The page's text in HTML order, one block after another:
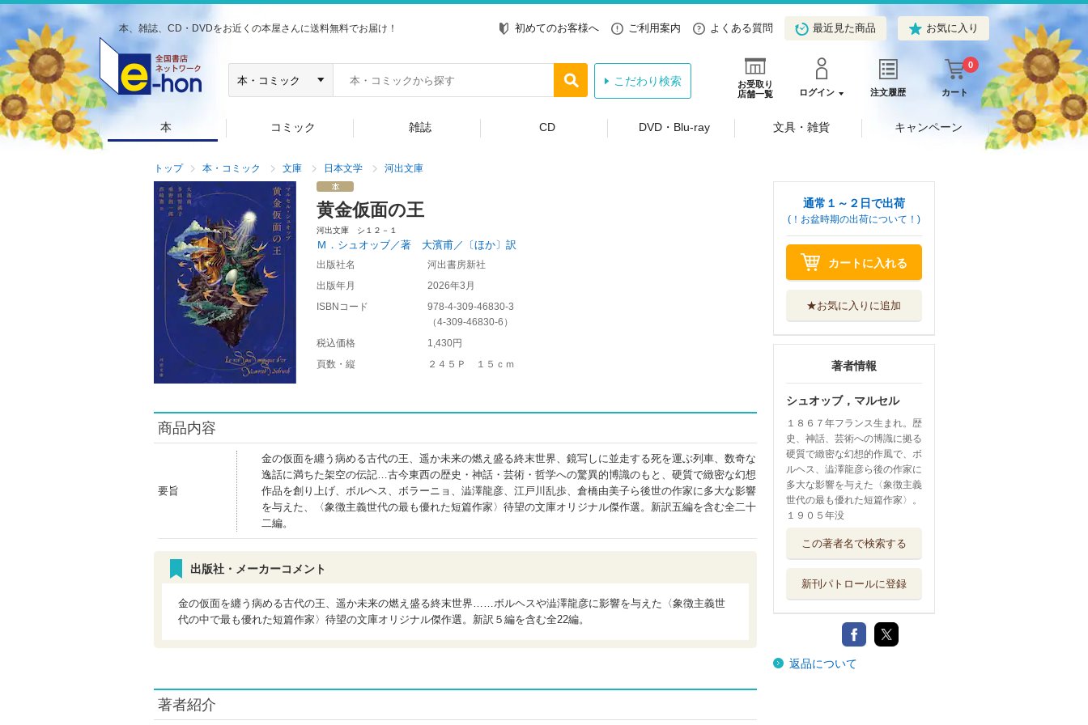
本、雑誌、CD・DVDをお近くの本屋さんに送料無料でお届け！ 初めてのお客様へ ご利用案内 よくある質問 最近見た商品 お気に入り
お受取り
店舗一覧
ログイン 注文履歴 カート
0
こだわり検索
本 コミック 雑誌 CD DVD・Blu-ray 文具・雑貨 キャンペーン
トップ 本・コミック 文庫 日本文学 河出文庫
黄金仮面の王
河出文庫 シ１２－１
Ｍ．シュオッブ／著 大濱甫／〔ほか〕訳
出版社名
河出書房新社
出版年月
2026年3月
ISBNコード
978-4-309-46830-3
（4-309-46830-6 ）
税込価格
1,430円
頁数・縦
２４５Ｐ １５ｃｍ
商品内容
要旨
金の仮面を纏う病める古代の王、遥か未来の燃え盛る終末世界、鏡写しに並走する死を運ぶ列車、数奇な
逸話に満ちた架空の伝記…古今東西の歴史・神話・芸術・哲学への驚異的博識のもと、硬質で緻密な幻想
作品を創り上げ、ボルヘス、ボラーニョ、澁澤龍彦、江戸川乱歩、倉橋由美子ら後世の作家に多大な影響
を与えた、〈象徴主義世代の最も優れた短篇作家〉待望の文庫オリジナル傑作選。新訳五編を含む全二十
二編。
出版社・メーカーコメント
金の仮面を纏う病める古代の王、遥か未来の燃え盛る終末世界……ボルヘスや澁澤龍彦に影響を与えた〈象徴主義世
代の中で最も優れた短篇作家〉待望の文庫オリジナル傑作選。新訳５編を含む全22編。
著者紹介
通常１～２日で出荷
(！お盆時期の出荷について！)
カートに入れる
★お気に入りに追加
著者情報
シュオッブ，マルセル
１８６７年フランス生まれ。歴
史、神話、芸術への博識に拠る
硬質で緻密な幻想的作風で、ボ
ルヘス、澁澤龍彦ら後の作家に
多大な影響を与えた〈象徴主義
世代の最も優れた短篇作家〉。
１９０５年没
この著者名で検索する
新刊パトロールに登録
返品について